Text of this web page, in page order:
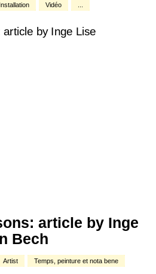
Installation Vidéo
article by Inge
Bech
Artist Temps, peinture et nota bene